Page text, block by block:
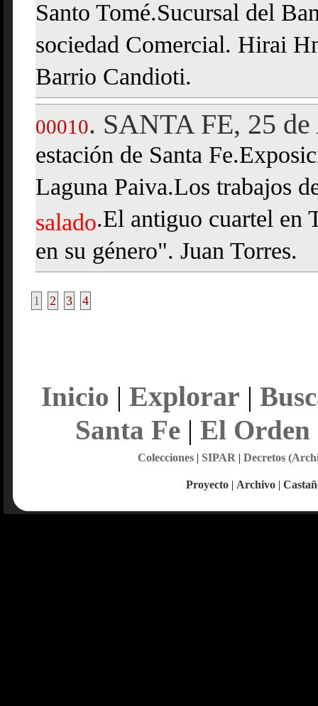
Santo Tomé.Sucursal del
sociedad Comercial. Hirai
Barrio Candioti.
00010. SANTA FE, 25
estación de Santa
Laguna Paiva.Los trabajos
salado.El antiguo cuartel en
en su género". Juan Torres.
1 2 3 4
Inicio | Explorar |
Santa Fe| El Orden
Colecciones| SIPAR | Decretos
Proyecto | Archivo |